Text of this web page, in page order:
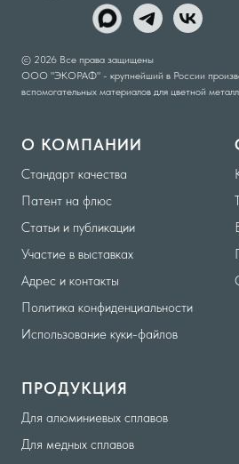
О КОМПАНИИ
Стандарт качества
Патент на флюс
Статьи и публикации
Участие в выставках
Адрес и контакты
Политика конфиденциальности
Использование куки-файлов
ПРОДУКЦИЯ
Для алюминиевых сплавов
Для медных сплавов
© 2026 Все права защищены
ООО "ЭКОРАФ" - крупнейший в России
вспомогательных материалов для цветной